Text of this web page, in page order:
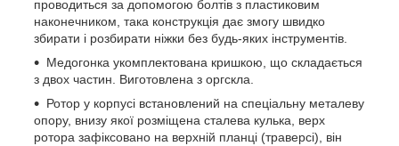
проводиться за допомогою болтів з пластиковим
наконечником, така конструкція дає змогу швидко
збирати і розбирати ніжки без будь-яких інструментів.
Медогонка укомплектована кришкою, що складається
з двох частин. Виготовлена з оргскла.
Ротор у корпусі встановлений на спеціальну металеву
опору, внизу якої розміщена сталева кулька, верх
ротора зафіксовано на верхній планці (траверсі), він